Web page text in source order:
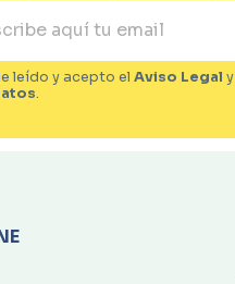
leído y acepto el Aviso Legal
.